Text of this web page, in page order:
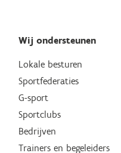
Wij ondersteunen
Lokale besturen
Sportfederaties
G-sport
Sportclubs
Bedrijven
Trainers en begeleiders